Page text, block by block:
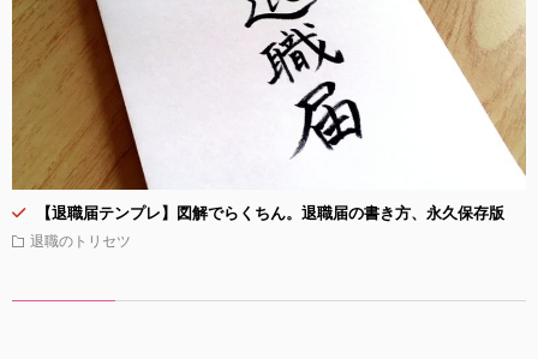
【退職届テンプレ】図解でらくちん。退職届の書き方、永久保存版
退職のトリセツ